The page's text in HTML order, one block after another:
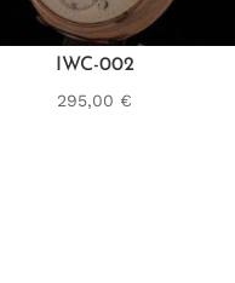
IWC-002
295,00 €